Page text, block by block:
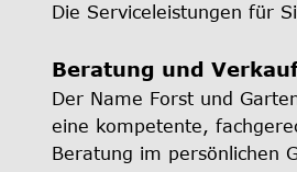
Die Serviceleistungen für
Beratung und
Der Name Forst und
eine kompetente,
Beratung im persönlichen